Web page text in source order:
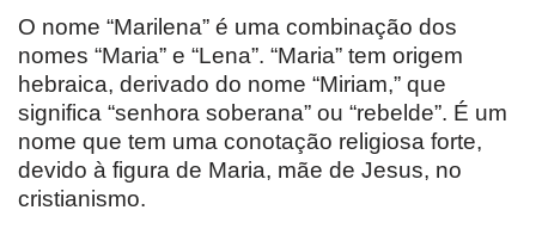
O nome “Marilena” é uma combinação dos
nomes “Maria” e “Lena”. “Maria” tem origem
hebraica, derivado do nome “Miriam,” que
significa “senhora soberana” ou “rebelde”. É um
nome que tem uma conotação religiosa forte,
devido à figura de Maria, mãe de Jesus, no
cristianismo.